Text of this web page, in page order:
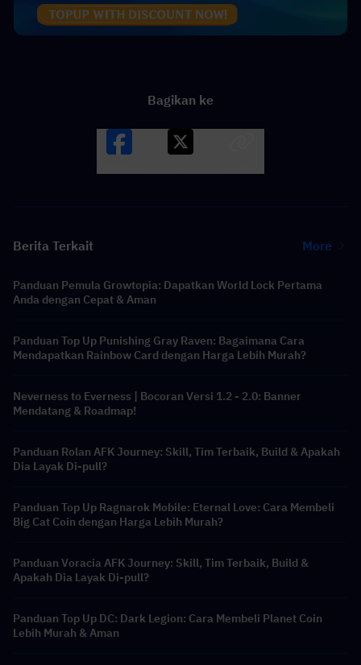
Bagikan ke
Berita Terkait More
Panduan Pemula Growtopia: Dapatkan World Lock Pertama
Anda dengan Cepat & Aman
Panduan Top Up Punishing Gray Raven: Bagaimana Cara
Mendapatkan Rainbow Card dengan Harga Lebih Murah?
Neverness to Everness | Bocoran Versi 1.2 - 2.0: Banner
Mendatang & Roadmap!
Panduan Rolan AFK Journey: Skill, Tim Terbaik, Build & Apakah
Dia Layak Di-pull?
Panduan Top Up Ragnarok Mobile: Eternal Love: Cara Membeli
Big Cat Coin dengan Harga Lebih Murah?
Panduan Voracia AFK Journey: Skill, Tim Terbaik, Build &
Apakah Dia Layak Di-pull?
Panduan Top Up DC: Dark Legion: Cara Membeli Planet Coin
Lebih Murah & Aman